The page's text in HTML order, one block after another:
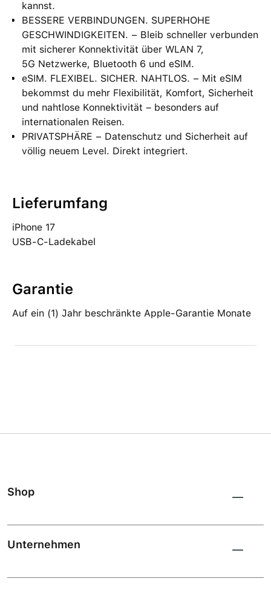
kannst.
BESSERE VERBINDUNGEN. SUPERHOHE
GESCHWINDIGKEITEN. − Bleib schneller verbunden
mit sicherer Konnektivität über WLAN 7,
5G Netzwerke, Bluetooth 6 und eSIM.
eSIM. FLEXIBEL. SICHER. NAHTLOS. − Mit eSIM
bekommst du mehr Flexibilität, Komfort, Sicherheit
und nahtlose Konnektivität – besonders auf
internationalen Reisen.
PRIVATSPHÄRE − Datenschutz und Sicherheit auf
völlig neuem Level. Direkt integriert.
Lieferumfang
iPhone 17
USB-C-Ladekabel
Garantie
Auf ein (1) Jahr beschränkte Apple-Garantie Monate
Shop
Unternehmen